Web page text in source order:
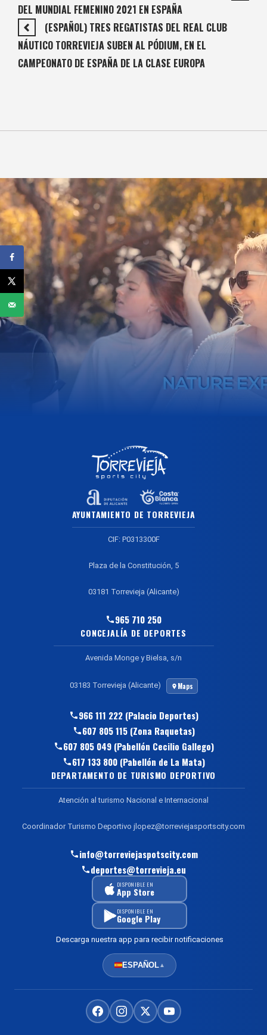
DEL MUNDIAL FEMENINO 2021 EN ESPAÑA
(ESPAÑOL) TRES REGATISTAS DEL REAL CLUB
NÁUTICO TORREVIEJA SUBEN AL PÓDIUM, EN EL
CAMPEONATO DE ESPAÑA DE LA CLASE EUROPA
AYUNTAMIENTO DE TORREVIEJA
CIF: P0313300F
Plaza de la Constitución, 5
03181 Torrevieja (Alicante)
965 710 250
CONCEJALÍA DE DEPORTES
Avenida Monge y Bielsa, s/n
03183 Torrevieja (Alicante) Maps
966 111 222 (Palacio Deportes)
607 805 115 (Zona Raquetas)
607 805 049 (Pabellón Cecilio Gallego)
617 133 800 (Pabellón de La Mata)
DEPARTAMENTO DE TURISMO DEPORTIVO
Atención al turismo Nacional e Internacional
Coordinador Turismo Deportivo jlopez@torreviejasportscity.com
info@torreviejaspotscity.com
deportes@torrevieja.eu
DISPONIBLE EN
App Store
DISPONIBLE EN
Google Play
Descarga nuestra app para recibir notificaciones
ESPAÑOL▲